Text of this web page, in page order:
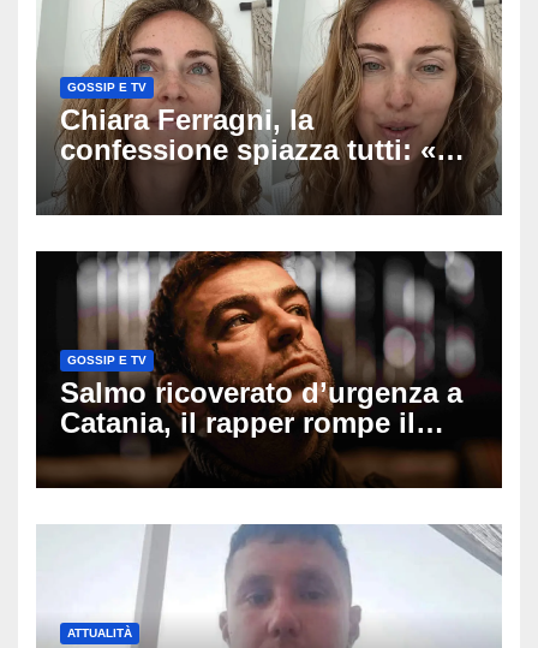
GOSSIP E TV
Chiara Ferragni, la
confessione spiazza tutti: «Un
mio ex voleva che mi rifacessi
il seno». Poi svela i ritocchi di
GOSSIP E TV
Salmo ricoverato d’urgenza a
Catania, il rapper rompe il
silenzio dopo la notte in
ospedale: come sta e cosa
ATTUALITÀ